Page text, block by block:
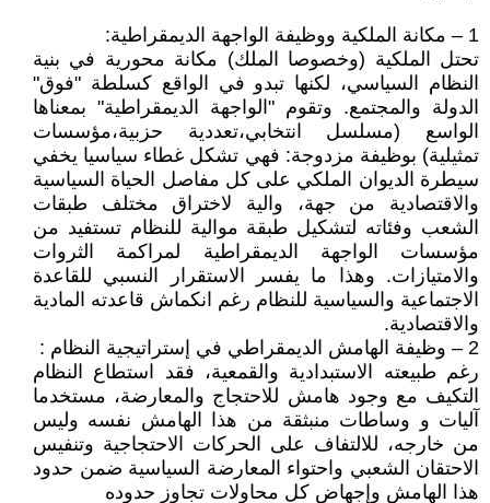
1 – مكانة الملكية ووظيفة الواجهة الديمقراطية:
تحتل الملكية (وخصوصا الملك) مكانة محورية في بنية
النظام السياسي، لكنها تبدو في الواقع كسلطة "فوق"
الدولة والمجتمع. وتقوم "الواجهة الديمقراطية" بمعناها
الواسع (مسلسل انتخابي،تعددية حزبية،مؤسسات
تمثيلية) بوظيفة مزدوجة: فهي تشكل غطاء سياسيا يخفي
سيطرة الديوان الملكي على كل مفاصل الحياة السياسية
والاقتصادية من جهة، والية لاختراق مختلف طبقات
الشعب وفئاته لتشكيل طبقة موالية للنظام تستفيد من
مؤسسات الواجهة الديمقراطية لمراكمة الثروات
والامتيازات. وهذا ما يفسر الاستقرار النسبي للقاعدة
الاجتماعية والسياسية للنظام رغم انكماش قاعدته المادية
والاقتصادية.
2 – وظيفة الهامش الديمقراطي في إستراتيجية النظام :
رغم طبيعته الاستبدادية والقمعية، فقد استطاع النظام
التكيف مع وجود هامش للاحتجاج والمعارضة، مستخدما
آليات و وساطات منبثقة من هذا الهامش نفسه وليس
من خارجه، للالتفاف على الحركات الاحتجاجية وتنفيس
الاحتقان الشعبي واحتواء المعارضة السياسية ضمن حدود
هذا الهامش وإجهاض كل محاولات تجاوز حدوده